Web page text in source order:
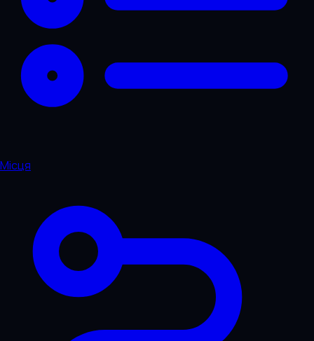
Місця